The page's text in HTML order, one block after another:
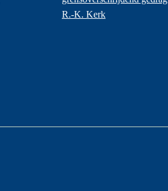
R.-K. Kerk